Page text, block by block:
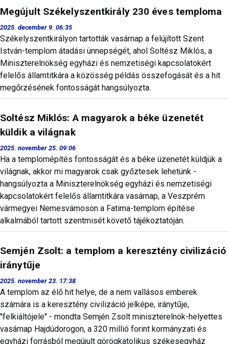
Megújult Székelyszentkirály 230 éves temploma
2025. december 9. 06:35
Székelyszentkirályon tartották vasárnap a felújított Szent
István-templom átadási ünnepségét, ahol Soltész Miklós, a
Miniszterelnökség egyházi és nemzetiségi kapcsolatokért
felelős államtitkára a közösség példás összefogását és a hit
megőrzésének fontosságát hangsúlyozta.
Soltész Miklós: A magyarok a béke üzenetét
küldik a világnak
2025. november 25. 09:06
Ha a templomépítés fontosságát és a béke üzenetét küldjük a
világnak, akkor mi magyarok csak győztesek lehetünk -
hangsúlyozta a Miniszterelnökség egyházi és nemzetiségi
kapcsolatokért felelős államtitkára vasárnap, a Veszprém
vármegyei Nemesvámoson a Fatima-templom építése
alkalmából tartott szentmisét követő tájékoztatóján.
Semjén Zsolt: a templom a keresztény civilizáció
iránytűje
2025. november 23. 17:38
A templom az élő hit helye, de a nem vallásos emberek
számára is a keresztény civilizáció jelképe, iránytűje,
"felkiáltójele" - mondta Semjén Zsolt miniszterelnök-helyettes
vasárnap Hajdúdorogon, a 320 millió forint kormányzati és
egyházi forrásból megújult görögkatolikus székesegyház